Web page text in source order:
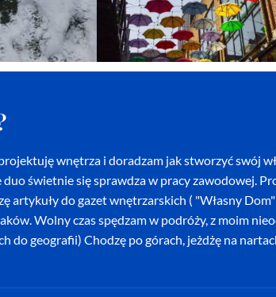
wnętrza i doradzam jak stworzyć swój
świetnie się sprawdza w pracy zawodowej.
artykuły do gazet wnętrzarskich ( "Własny
Wolny czas spędzam w podróży, z moim
do geografii) Chodzę po górach, jeżdżę na